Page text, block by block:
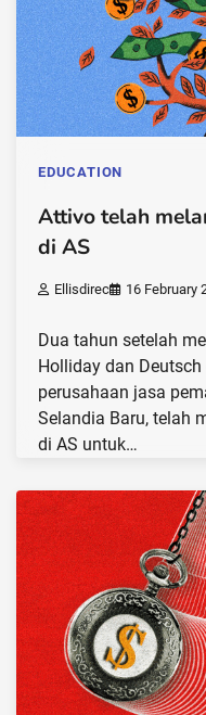
EDUCATION
Attivo telah
di AS
Ellisdirec 16 February
Dua tahun setelah
Holliday dan
perusahaan jasa
Selandia Baru, telah
di AS untuk…